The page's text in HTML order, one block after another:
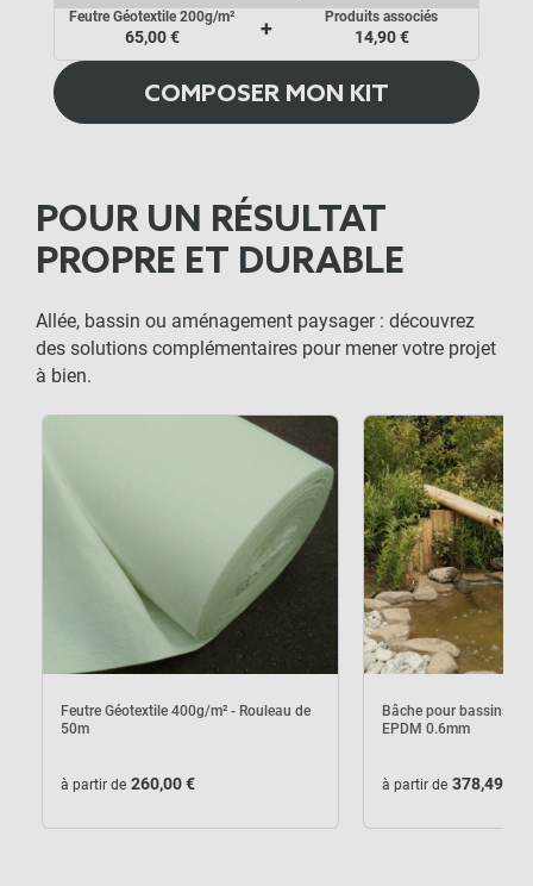
Feutre Géotextile 200g/m²
65,00 € +
Produits associés
14,90 €
COMPOSER MON KIT
close
POUR UN RÉSULTAT
PROPRE ET DURABLE
Allée, bassin ou aménagement paysager : découvrez
des solutions complémentaires pour mener votre projet
à bien.
Feutre Géotextile 400g/m² - Rouleau de
50m
à partir de 260,00 €
Bâche pour bassins
EPDM 0.6mm
à partir de 378,49 €